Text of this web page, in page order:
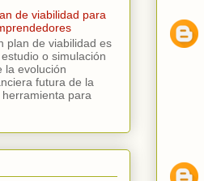
de viabilidad para
plan de viabilidad es
o simulación
la evolución
futura de la
para